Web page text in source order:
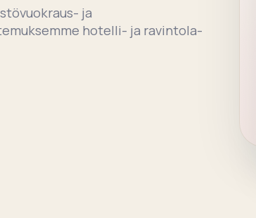
ja
hotelli- ja ravintola-